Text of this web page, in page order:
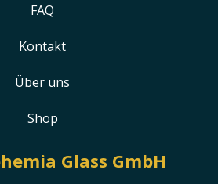
FAQ
Kontakt
Über uns
Shop
Glass GmbH